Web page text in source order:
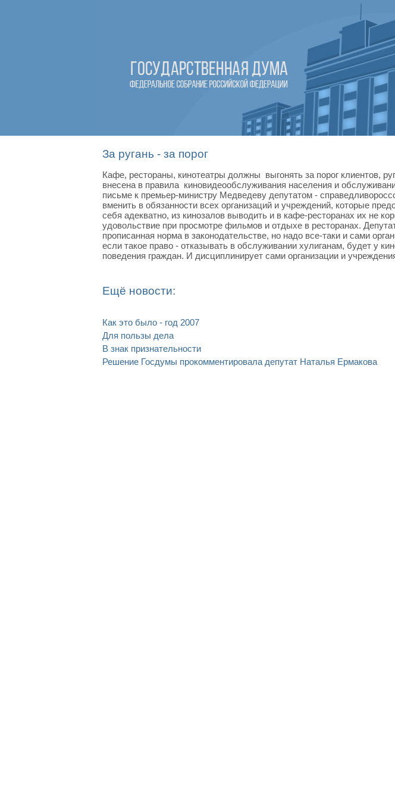
За ругань - за порог
Кафе, рестораны, кинотеатры должны выгонять за порог клиентов,
внесена в правила киновидеообслуживания населения и
письме к премьер-министру Медведеву депутатом -
вменить в обязанности всех организаций и учреждений, которые
себя адекватно, из кинозалов выводить и в кафе-ресторанах их не
удовольствие при просмотре фильмов и отдыхе в ресторанах.
прописанная норма в законодательстве, но надо все-таки и сами
если такое право - отказывать в обслуживании хулиганам, будет у
поведения граждан. И дисциплинирует сами организации и
Ещё новости:
Как это было - год 2007
Для пользы дела
В знак признательности
Решение Госдумы прокомментировала депутат Наталья Ермакова